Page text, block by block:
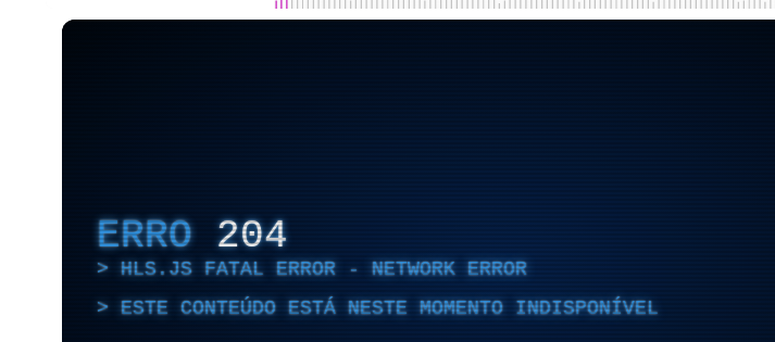
ERRO 204
HLS.JS FATAL ERROR - NETWORK ERROR
ESTE CONTEÚDO ESTÁ NESTE MOMENTO INDISPONÍVEL